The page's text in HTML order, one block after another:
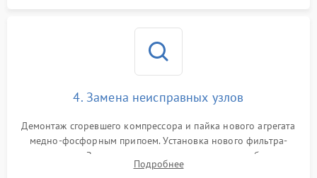
4. Замена неисправных узлов
Демонтаж сгоревшего компрессора и пайка нового агрегата
медно-фосфорным припоем. Установка нового фильтра-
осушителя. Замена изношенных вентиляторов обдува,
сломанных заслонок или поврежденных дверных петель.
Подробнее